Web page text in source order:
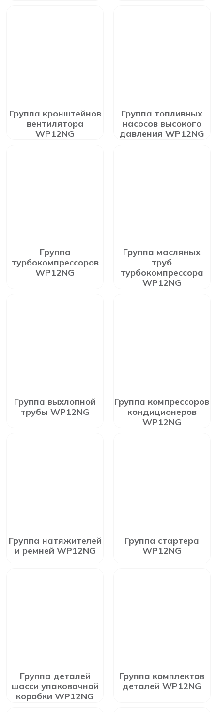
Группа кронштейнов
вентилятора
WP12NG
Группа топливных
насосов высокого
давления WP12NG
Группа
турбокомпрессоров
WP12NG
Группа масляных
труб
турбокомпрессора
WP12NG
Группа выхлопной
трубы WP12NG
Группа компрессоров
кондиционеров
WP12NG
Группа натяжителей
и ремней WP12NG
Группа стартера
WP12NG
Группа деталей
шасси упаковочной
коробки WP12NG
Группа комплектов
деталей WP12NG